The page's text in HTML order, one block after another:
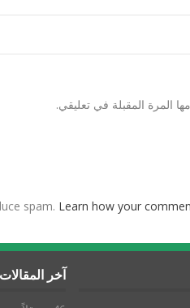
المرة المقبلة في تعليقي.
spam. Learn how your
آخر المقالات